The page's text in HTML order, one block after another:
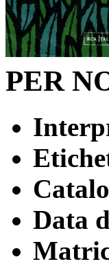
PER
Data